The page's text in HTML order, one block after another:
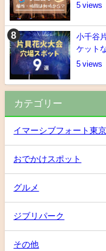
5
小千谷
ケット
5
カテゴリー
イマーシブフォート東京
おでかけスポット
グルメ
ジブリパーク
その他